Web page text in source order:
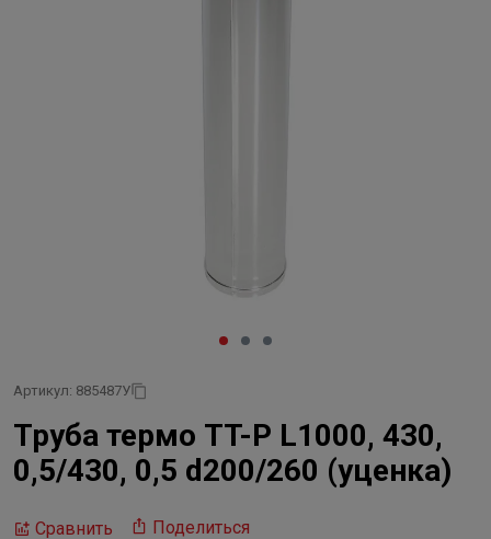
Артикул: 885487У
Труба термо TT-P L1000, 430,
0,5/430, 0,5 d200/260 (уценка)
Сравнить Поделиться